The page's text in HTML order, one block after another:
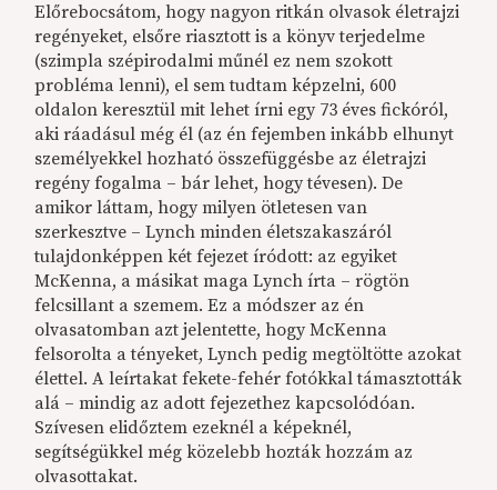
Előrebocsátom, hogy nagyon ritkán olvasok életrajzi
regényeket, elsőre riasztott is a könyv terjedelme
(szimpla szépirodalmi műnél ez nem szokott
probléma lenni), el sem tudtam képzelni, 600
oldalon keresztül mit lehet írni egy 73 éves fickóról,
aki ráadásul még él (az én fejemben inkább elhunyt
személyekkel hozható összefüggésbe az életrajzi
regény fogalma – bár lehet, hogy tévesen). De
amikor láttam, hogy milyen ötletesen van
szerkesztve – Lynch minden életszakaszáról
tulajdonképpen két fejezet íródott: az egyiket
McKenna, a másikat maga Lynch írta – rögtön
felcsillant a szemem. Ez a módszer az én
olvasatomban azt jelentette, hogy McKenna
felsorolta a tényeket, Lynch pedig megtöltötte azokat
élettel. A leírtakat fekete-fehér fotókkal támasztották
alá – mindig az adott fejezethez kapcsolódóan.
Szívesen elidőztem ezeknél a képeknél,
segítségükkel még közelebb hozták hozzám az
olvasottakat.